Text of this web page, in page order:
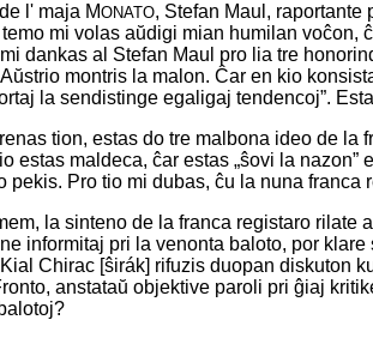
l' maja MONATO, Stefan Maul, raportante
mi volas aŭdigi mian humilan
dankas al Stefan Maul pro lia tre
montris la malon. Ĉar en kio
la sendistinge egaligaj tendencoj”.
tion, estas do tre malbona ideo de
estas maldeca, ĉar estas „ŝovi la
pekis. Pro tio mi dubas, ĉu la nuna franca
la sinteno de la franca registaro
informitaj pri la venonta baloto, por
Chirac [ŝirák] rifuzis duopan diskuton
anstataŭ objektive paroli pri ĝiaj